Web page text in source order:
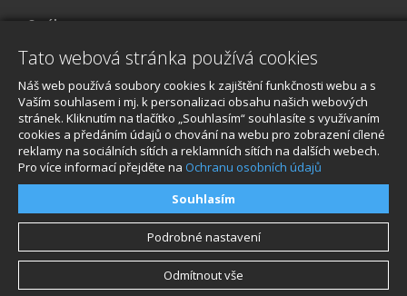
O nákupu
Obchodní podmínky
Reklamace a servis
O nákupu
© 2026, STABLECAM s.r.o
Souhlasím
Podrobné nastavení
Odmítnout vše
Tato webová stránka používá cookies
Náš web používá soubory cookies k zajištění funkčnosti webu a s
Vaším souhlasem i mj. k personalizaci obsahu našich webových
stránek. Kliknutím na tlačítko „Souhlasím“ souhlasíte s využívaním
cookies a předáním údajů o chování na webu pro zobrazení cílené
reklamy na sociálních sítích a reklamních sítích na dalších webech.
Pro více informací přejděte na Ochranu osobních údajů